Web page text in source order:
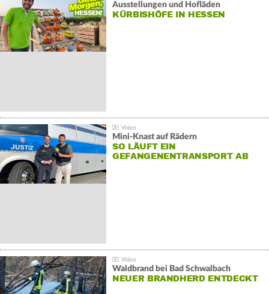
Ausstellungen und Hofläden
KÜRBISHÖFE IN HESSEN
Mini-Knast auf Rädern
SO LÄUFT EIN
GEFANGENENTRANSPORT AB
Waldbrand bei Bad Schwalbach
NEUER BRANDHERD ENTDECKT